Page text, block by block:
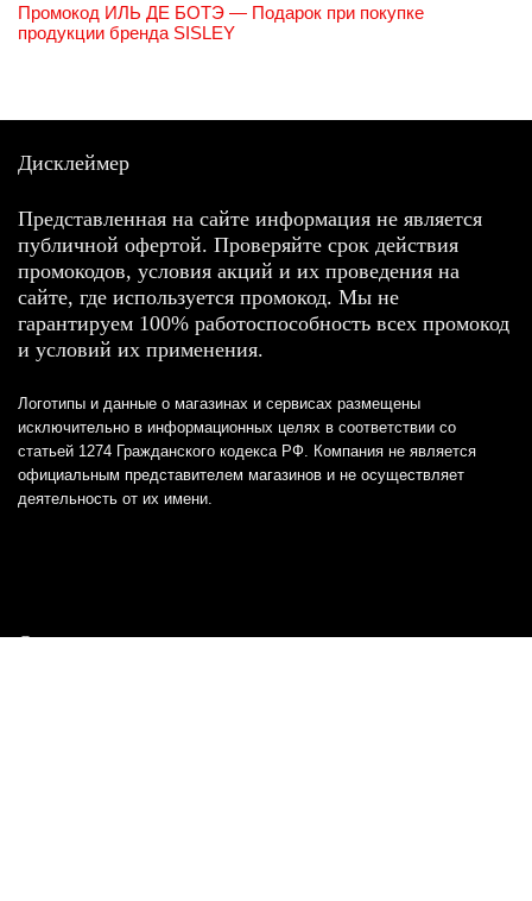
Промокод ИЛЬ ДЕ БОТЭ — Подарок при покупке
продукции бренда SISLEY
Дисклеймер
Представленная на сайте информация не является
публичной офертой. Проверяйте срок действия
промокодов, условия акций и их проведения на
сайте, где используется промокод. Мы не
гарантируем 100% работоспособность всех промокод
и условий их применения.
Логотипы и данные о магазинах и сервисах размещены
исключительно в информационных целях в соответствии со
статьей 1274 Гражданского кодекса РФ. Компания не является
официальным представителем магазинов и не осуществляет
деятельность от их имени.
Отказ от ответственности